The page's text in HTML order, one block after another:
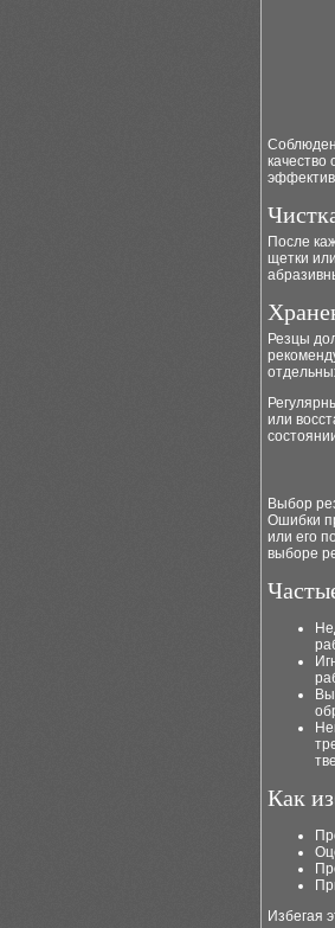
качество
После
щетки
Резцы
или
Выбор
Ошибки
или его
выборе
Как
Избегая